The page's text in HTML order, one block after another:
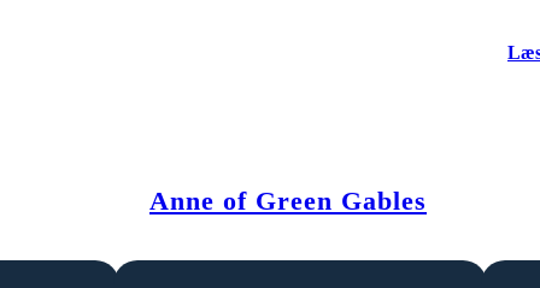
Anne of Green Gables